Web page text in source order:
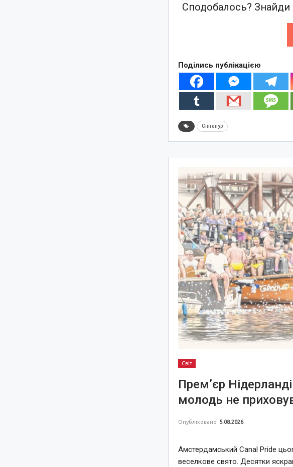
Сподобалось? Знайди
Поділись публікацією
Сінгапур
Світ
Прем’єр
молодь не
Опубліковано 5.08.2026
Амстердамський Canal Pride
веселкове свято. Десятки